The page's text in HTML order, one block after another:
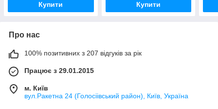
Купити Купити
Про нас
100% позитивних з 207 відгуків за рік
Працює з 29.01.2015
м. Київ
вул.Ракетна 24 (Голосіівський район), Київ, Україна